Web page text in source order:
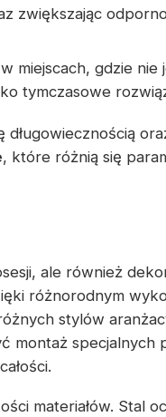
zwiększając
miejscach, gdzie nie
tymczasowe
, które różnią się
ale również
różnorodnym
stylów
montaż specjalnych
materiałów. Stal